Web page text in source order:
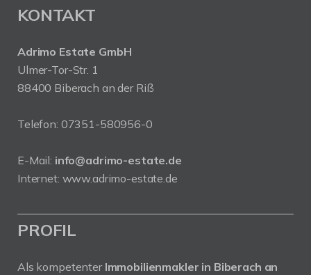
KONTAKT
Adrimo Estate GmbH
Ulmer-Tor-Str. 1
88400 Biberach an der Riß
Telefon: 07351-580956-0
E-Mail: info@adrimo-estate.de
Internet: www.adrimo-estate.de
PROFIL
Als kompetenter Immobilienmakler in Biberach an